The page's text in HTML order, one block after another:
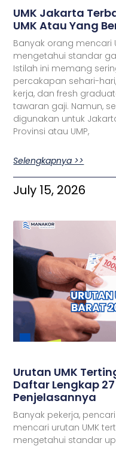
UMK Jakarta
UMK Atau Yang
Banyak orang mencari
mengetahui standar
Istilah ini memang
percakapan sehari-
kerja, dan fresh
tawaran gaji. Namun,
digunakan untuk
Provinsi atau UMP,
Selengkapnya >>
July 15, 2026
Urutan UMK
Daftar Lengkap
Penjelasannya
Banyak pekerja,
mencari urutan UMK
mengetahui standar